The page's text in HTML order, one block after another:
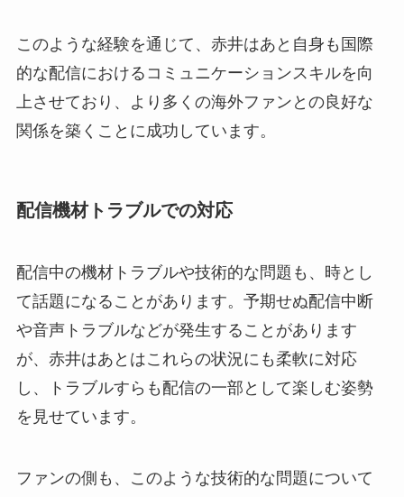
このような経験を通じて、赤井はあと自身も国際
的な配信におけるコミュニケーションスキルを向
上させており、より多くの海外ファンとの良好な
関係を築くことに成功しています。
配信機材トラブルでの対応
配信中の機材トラブルや技術的な問題も、時とし
て話題になることがあります。予期せぬ配信中断
や音声トラブルなどが発生することがあります
が、赤井はあとはこれらの状況にも柔軟に対応
し、トラブルすらも配信の一部として楽しむ姿勢
を見せています。
ファンの側も、このような技術的な問題について